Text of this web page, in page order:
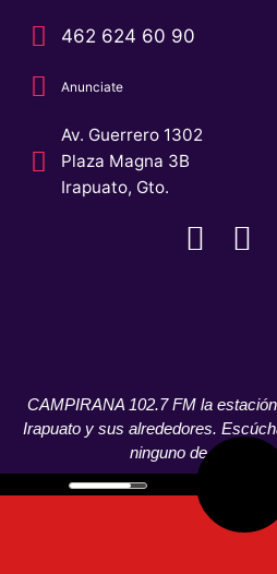
462 624 60 90
Anunciate
Av. Guerrero 1302
Plaza Magna 3B
Irapuato, Gto.
CAMPIRANA 102.7 FM la
Irapuato y sus alrededores.
ninguno de